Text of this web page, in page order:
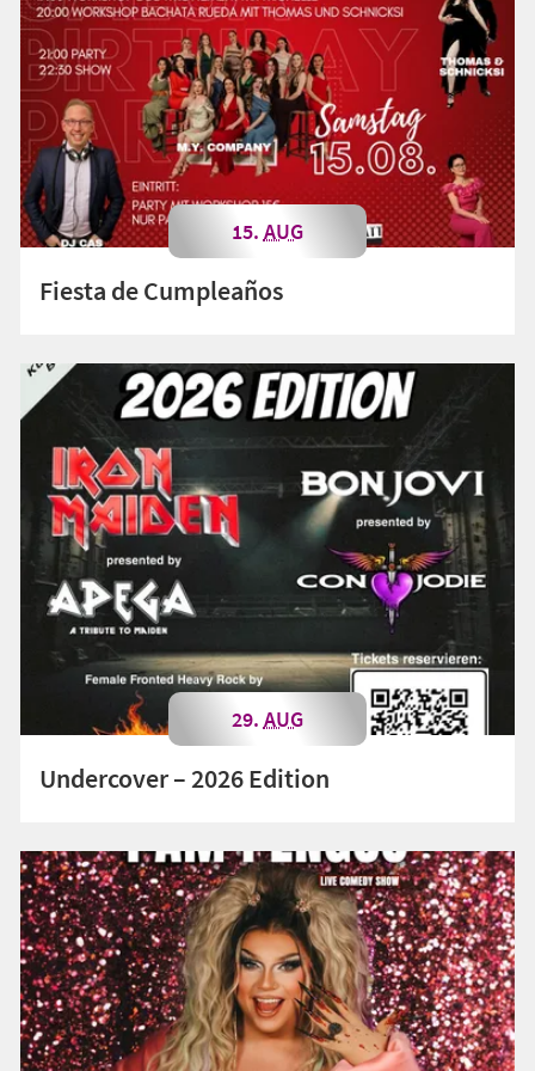
Fiesta de Cumpleaños
15. AUG
Undercover – 2026 Edition
29. AUG